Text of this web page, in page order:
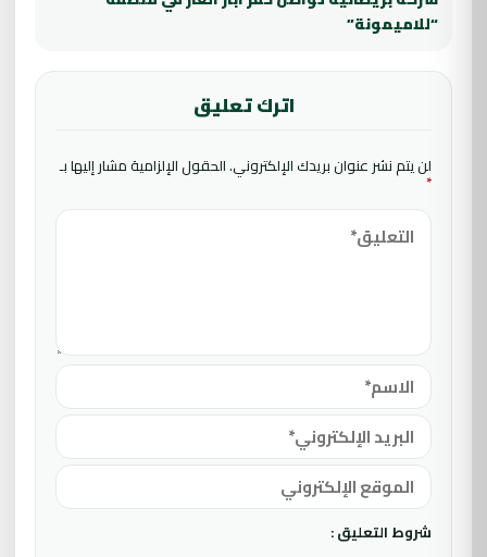
“للاميمونة”
اترك تعليق
لن يتم نشر عنوان بريدك الإلكتروني.الحقول الإلزامية مشار إليها بـ
*
شروط التعليق :